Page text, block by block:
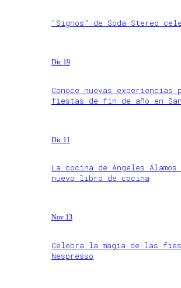
“Signos” de Soda Stereo
Dic 19
Conoce nuevas
fiestas de fin de año en
Dic 11
La cocina de Ángeles
nuevo libro de cocina
Nov 13
Celebra la magia de las
Nespresso